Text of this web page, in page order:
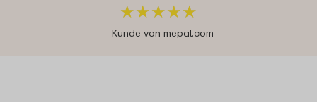
★★★★★
★★★★★
Kunde von mepal.com